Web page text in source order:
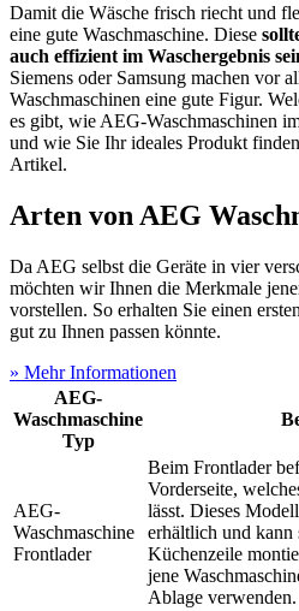
Damit die Wäsche frisch riecht und
eine gute Waschmaschine. Diese
auch effizient im Waschergebnis
Siemens oder Samsung machen vor
Waschmaschinen eine gute Figur.
es gibt, wie AEG-Waschmaschinen
und wie Sie Ihr ideales Produkt
Artikel.
Arten von AEG
Da AEG selbst die Geräte in vier
möchten wir Ihnen die Merkmale
vorstellen. So erhalten Sie einen
gut zu Ihnen passen könnte.
» Mehr Informationen
AEG-
Waschmaschine
Typ
AEG-
Waschmaschine
Frontlader
Beim Frontlader
Vorderseite,
lässt. Dieses
erhältlich und kann
Küchenzeile
jene
Ablage verwenden.